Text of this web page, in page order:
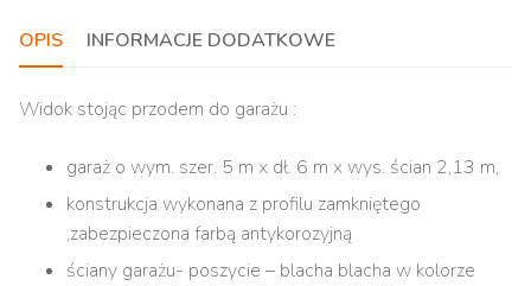
OPIS INFORMACJE DODATKOWE
Widok stojąc przodem do garażu :
garaż o wym. szer. 5 m x dł. 6 m x wys. ścian 2,13 m,
konstrukcja wykonana z profilu zamkniętego
,zabezpieczona farbą antykorozyjną
ściany garażu- poszycie – blacha blacha w kolorze